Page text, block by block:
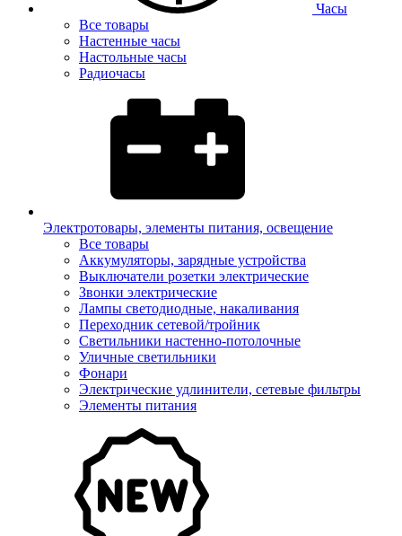
Часы
Все товары
Настенные часы
Настольные часы
Радиочасы
Электротовары, элементы питания, освещение
Все товары
Аккумуляторы, зарядные устройства
Выключатели розетки электрические
Звонки электрические
Лампы светодиодные, накаливания
Переходник сетевой/тройник
Светильники настенно-потолочные
Уличные светильники
Фонари
Электрические удлинители, сетевые фильтры
Элементы питания